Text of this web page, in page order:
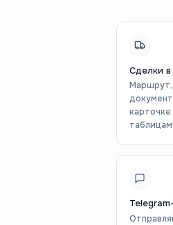
Сделки
Маршрут,